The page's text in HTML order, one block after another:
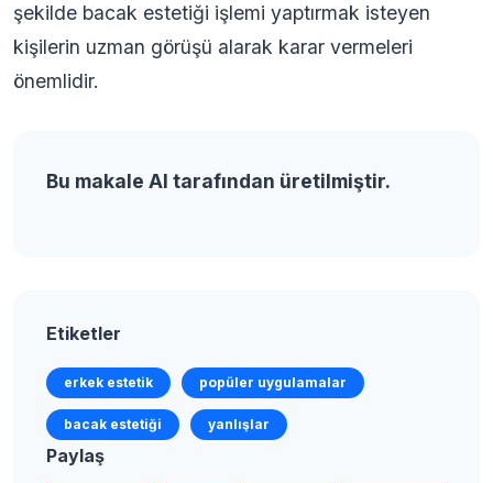
şekilde bacak estetiği işlemi yaptırmak isteyen
kişilerin uzman görüşü alarak karar vermeleri
önemlidir.
Bu makale AI tarafından üretilmiştir.
Etiketler
erkek estetik popüler uygulamalar
bacak estetiği yanlışlar
Paylaş